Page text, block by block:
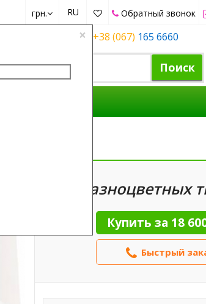
×
грн. RU Обратный звонок
+38 (067) 165 6660
Поиск
75 Разноцветных
Купить за 18
Быстрый